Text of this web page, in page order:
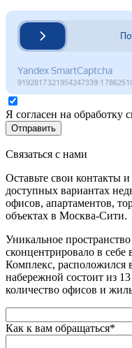
Я согласен на обработку
Отправить
Связаться с нами
Оставьте свои контакты
доступных вариантах
офисов, апартаментов,
объектах в Москва-Сити.
Уникальное
сконцентрировало в
Комплекс, расположился
набережной состоит из
количество офисов и
Как к вам обращаться*